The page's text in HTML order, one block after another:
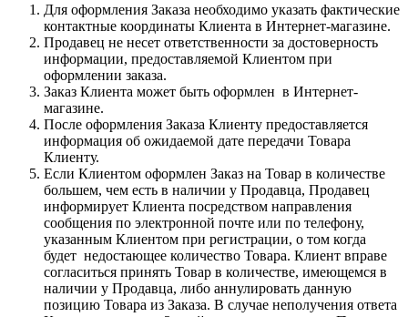
Для оформления Заказа необходимо указать фактические
контактные координаты Клиента в Интернет-магазине.
Продавец не несет ответственности за достоверность
информации, предоставляемой Клиентом при
оформлении заказа.
Заказ Клиента может быть оформлен в Интернет-
магазине.
После оформления Заказа Клиенту предоставляется
информация об ожидаемой дате передачи Товара
Клиенту.
Если Клиентом оформлен Заказ на Товар в количестве
большем, чем есть в наличии у Продавца, Продавец
информирует Клиента посредством направления
сообщения по электронной почте или по телефону,
указанным Клиентом при регистрации, о том когда
будет недостающее количество Товара. Клиент вправе
согласиться принять Товар в количестве, имеющемся в
наличии у Продавца, либо аннулировать данную
позицию Товара из Заказа. В случае неполучения ответа